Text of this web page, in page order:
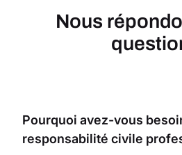
Nous
Pourquoi avez-vous
responsabilité civile